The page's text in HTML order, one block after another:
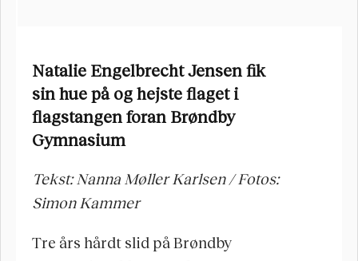
Natalie Engelbrecht Jensen fik
sin hue på og hejste flaget i
flagstangen foran Brøndby
Gymnasium
Tekst: Nanna Møller Karlsen / Fotos:
Simon Kammer
Tre års hårdt slid på Brøndby